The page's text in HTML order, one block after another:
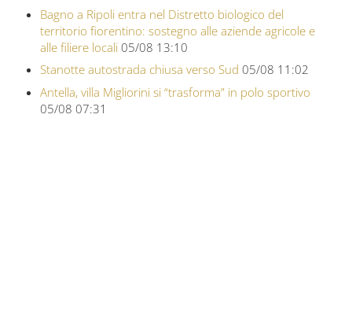
Bagno a Ripoli entra nel Distretto biologico del
territorio fiorentino: sostegno alle aziende agricole e
alle filiere locali 05/08 13:10
Stanotte autostrada chiusa verso Sud 05/08 11:02
Antella, villa Migliorini si “trasforma” in polo sportivo
05/08 07:31